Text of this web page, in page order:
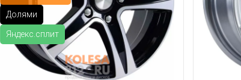
Долями
Яндекс.сплит